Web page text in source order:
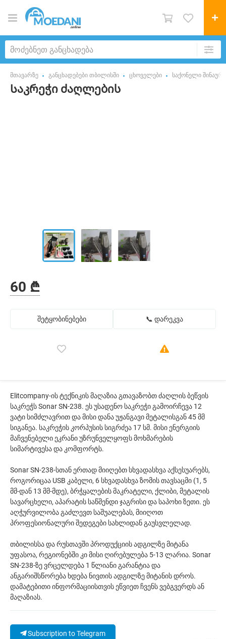
მთავარზე განცხადებები თბილისში ცხოველები საქონელი
Საკრეჭი ძაღლების
60 ₾
შეტყობინებები 📞 დარეკვა
Elitcompany-ის ტექნიკის მაღაზია გთავაზობთ ძაღლის ბეწვის
საკრეჭს Sonar SN-238. ეს უსადენო საკრეჭი გამოირჩევა 12
ვატი სიმძლავრით და მისი დანა უჟანგავი მეტალისგან 45 მმ
სიგანეა. საკრეჭის კორპუსის სიგრძეა 17 სმ. მისი ენერგიის
მაჩვენებელი ეკრანი უზრუნველყოფს მოხმარების
სიმარტივესა და კომფორტს.
Sonar SN-238-სთან ერთად მიიღებთ სხვადასხვა აქსესუარებს,
როგორიცაა USB კაბელი, 6 სხვადასხვა ზომის თავსაცმი (1, 5
მმ-დან 13 მმ-მდე), ბრჭყალების მაკრატელი, ქლიბი, მეტალის
სავარცხელი, აპარატის საწმენდი ჯაგრისი და საპოხი ზეთი. ეს
აღჭურვილობა გაძლევთ საშუალებას, მიიღოთ
პროფესიონალური შედეგები სახლიდან გაუსვლელად.
თბილისსა და რუსთავში პროდუქციის ადგილზე მიტანა
უფასოა, რეგიონებში კი მისი ღირებულება 5-13 ლარია. Sonar
SN-238-ზე ვრცელდება 1 წლიანი გარანტია და
ანგარიშსწორება ხდება ნივთის ადგილზე მიტანის დროს.
დამატებითი ინფორმაციისთვის ეწვიეთ ჩვენს ვებგვერდს ან
მაღაზიას.
Subscription to Telegram